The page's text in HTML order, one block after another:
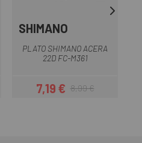
SHIMANO
PLATO SHIMANO ACERA
22D FC-M361
Prezzo
7,19 €Prezzo base
8,99 €